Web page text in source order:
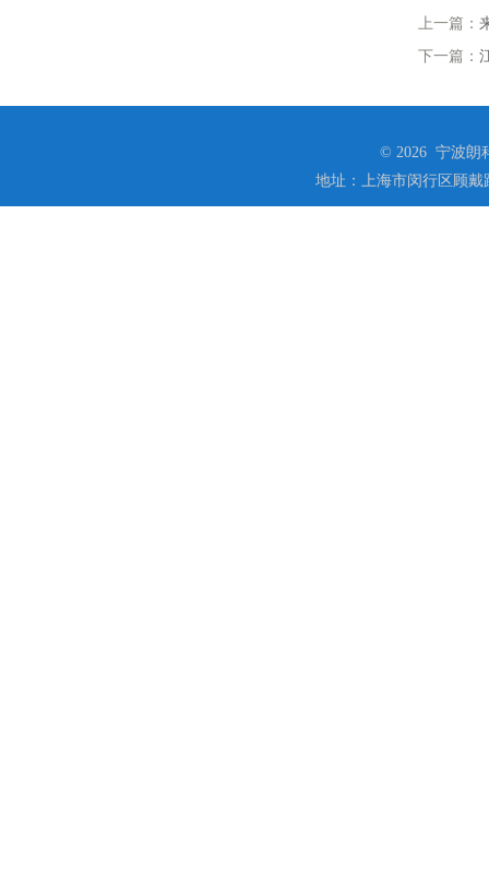
上一篇：
下一篇：
© 2026 宁波朗
地址：上海市闵行区顾